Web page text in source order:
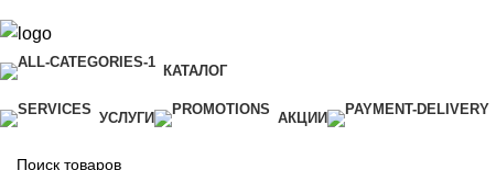
КАТАЛОГ
УСЛУГИ АКЦИИ